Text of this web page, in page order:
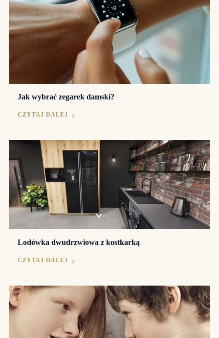
Jak wybrać zegarek damski?
CZYTAJ DALEJ
Lodówka dwudrzwiowa z kostkarką
CZYTAJ DALEJ